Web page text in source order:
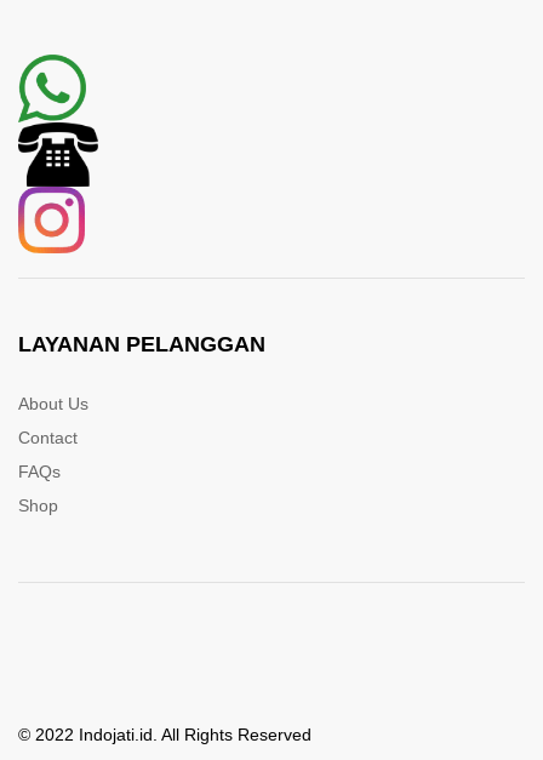
LAYANAN PELANGGAN
About Us
Contact
FAQs
Shop
© 2022 Indojati.id. All Rights Reserved